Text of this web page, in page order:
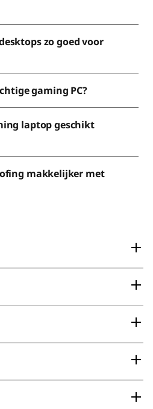
zo goed voor
gaming PC?
laptop geschikt
makkelijker met